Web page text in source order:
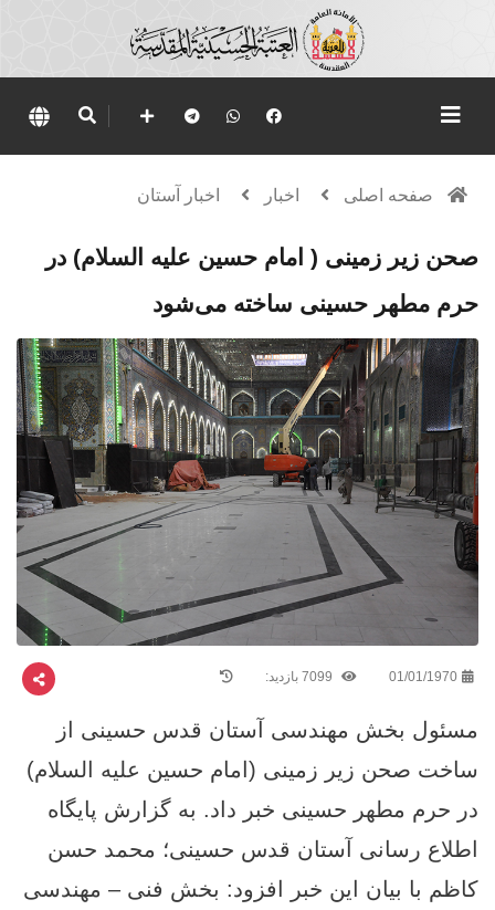
صفحه اصلی اخبار اخبار آستان
صحن زیر زمینی ( امام حسین علیه السلام) در
حرم مطهر حسینی ساخته می‌شود
01/01/1970
مسئول بخش مهندسی آستان قدس حسینی از
ساخت صحن زیر زمینی (امام حسین علیه السلام)
در حرم مطهر حسینی خبر داد. به گزارش پایگاه
اطلاع ‌رسانی آستان قدس حسینی؛ محمد حسن
کاظم با بیان این خبر افزود: بخش فنی – مهندسی